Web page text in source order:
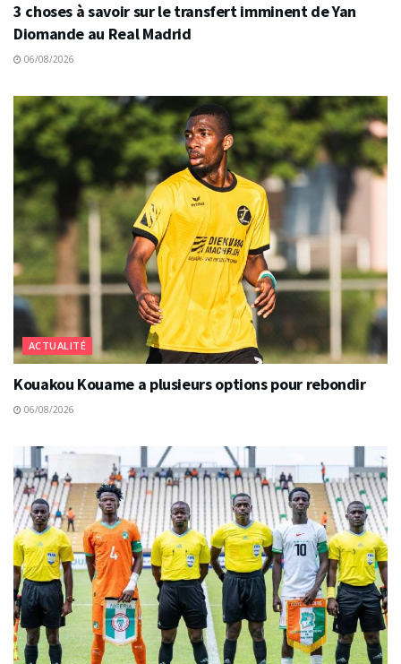
3 choses à savoir sur le transfert imminent de Yan
Diomande au Real Madrid
06/08/2026
ACTUALITÉ
Kouakou Kouame a plusieurs options pour rebondir
06/08/2026